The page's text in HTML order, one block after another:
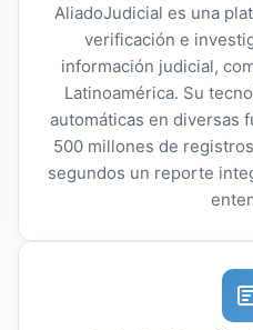
AliadoJudicial es una
verificación e
información judicial,
Latinoamérica. Su
automáticas en diversas
500 millones de
segundos un reporte